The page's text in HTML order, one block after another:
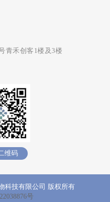
青禾创客1楼及3楼
维码
科技有限公司 版权所有
号